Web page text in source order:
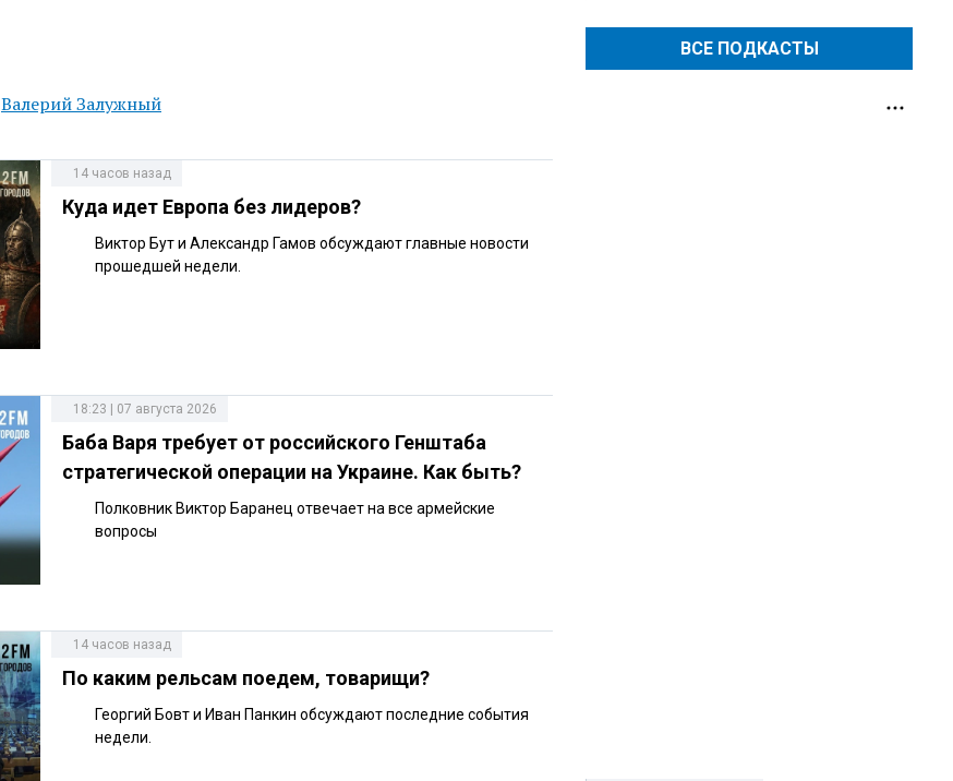
Валерий Залужный
14 часов назад
Куда идет Европа без лидеров?
Виктор Бут и Александр Гамов обсуждают главные новости
прошедшей недели.
18:23 | 07 августа 2026
Баба Варя требует от российского Генштаба
стратегической операции на Украине. Как быть?
Полковник Виктор Баранец отвечает на все армейские
вопросы
14 часов назад
По каким рельсам поедем, товарищи?
Георгий Бовт и Иван Панкин обсуждают последние события
недели.
ВСЕ ПОДКАСТЫ